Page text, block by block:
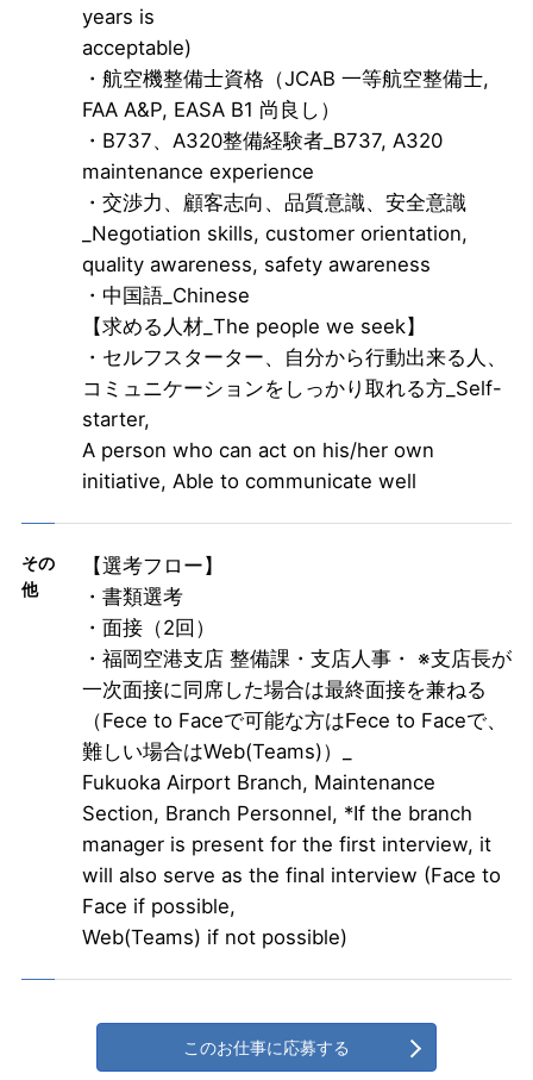
years is
acceptable)
・航空機整備士資格（JCAB 一等航空整備士,
FAA A&P, EASA B1 尚良し）
・B737、A320整備経験者_B737, A320
maintenance experience
・交渉力、顧客志向、品質意識、安全意識
_Negotiation skills, customer orientation,
quality awareness, safety awareness
・中国語_Chinese
【求める人材_The people we seek】
・セルフスターター、自分から行動出来る人、
コミュニケーションをしっかり取れる方_Self-
starter,
A person who can act on his/her own
initiative, Able to communicate well
その
他
【選考フロー】
・書類選考
・面接（2回）
・福岡空港支店 整備課・支店人事・ ※支店長が
一次面接に同席した場合は最終面接を兼ねる
（Fece to Faceで可能な方はFece to Faceで、
難しい場合はWeb(Teams)）_
Fukuoka Airport Branch, Maintenance
Section, Branch Personnel, *If the branch
manager is present for the first interview, it
will also serve as the final interview (Face to
Face if possible,
Web(Teams) if not possible)
このお仕事に応募する